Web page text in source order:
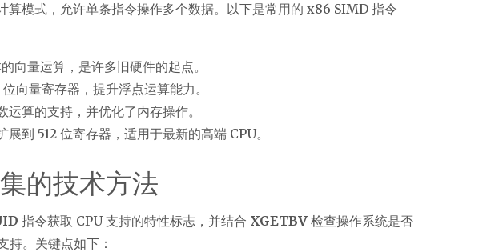
算模式，允许单条指令操作多个数据。以下是常用的 x86 SIMD 指令
的向量运算，是许多旧硬件的起点。
位向量寄存器，提升浮点运算能力。
运算的支持，并优化了内存操作。
展到 512 位寄存器，适用于最新的高端 CPU。
的技术方法
指令获取 CPU 支持的特性标志，并结合 XGETBV检查操作系统是否
持。关键点如下：